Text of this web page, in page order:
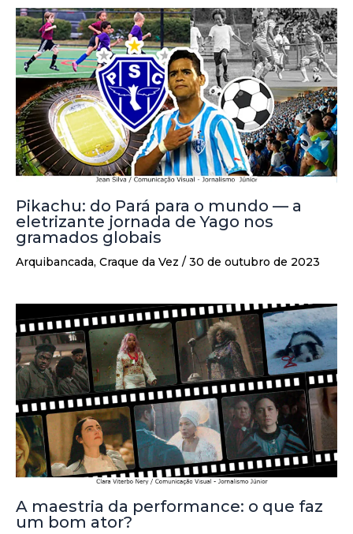
Pikachu: do Pará para o mundo — a
eletrizante jornada de Yago nos
gramados globais
Arquibancada, Craque da Vez / 30 de outubro de 2023
A maestria da performance: o que faz
um bom ator?